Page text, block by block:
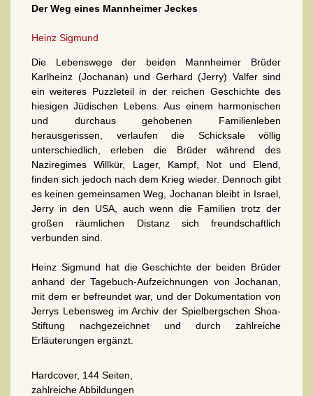
Der Weg eines Mannheimer Jeckes
Heinz Sigmund
Die Lebenswege der beiden Mannheimer Brüder
Karlheinz (Jochanan) und Gerhard (Jerry) Valfer sind
ein weiteres Puzzleteil in der reichen Geschichte des
hiesigen Jüdischen Lebens. Aus einem harmonischen
und durchaus gehobenen Familienleben
herausgerissen, verlaufen die Schicksale völlig
unterschiedlich, erleben die Brüder während des
Naziregimes Willkür, Lager, Kampf, Not und Elend,
finden sich jedoch nach dem Krieg wieder. Dennoch gibt
es keinen gemeinsamen Weg, Jochanan bleibt in Israel,
Jerry in den USA, auch wenn die Familien trotz der
großen räumlichen Distanz sich freundschaftlich
verbunden sind.
Heinz Sigmund hat die Geschichte der beiden Brüder
anhand der Tagebuch-Aufzeichnungen von Jochanan,
mit dem er befreundet war, und der Dokumentation von
Jerrys Lebensweg im Archiv der Spielbergschen Shoa-
Stiftung nachgezeichnet und durch zahlreiche
Erläuterungen ergänzt.
Hardcover, 144 Seiten,
zahlreiche Abbildungen